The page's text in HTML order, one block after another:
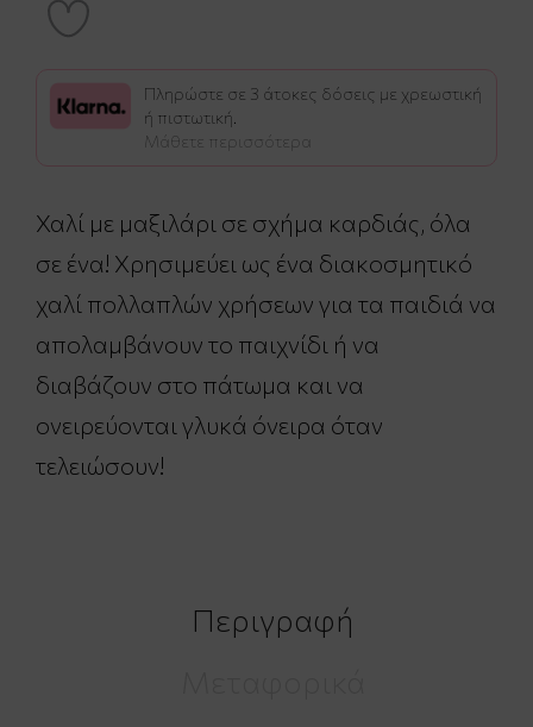
Πληρώστε σε 3 άτοκες δόσεις με χρεωστική
ή πιστωτική.
Μάθετε περισσότερα
Χαλί με μαξιλάρι σε σχήμα καρδιάς, όλα
σε ένα! Χρησιμεύει ως ένα διακοσμητικό
χαλί πολλαπλών χρήσεων για τα παιδιά να
απολαμβάνουν το παιχνίδι ή να
διαβάζουν στο πάτωμα και να
ονειρεύονται γλυκά όνειρα όταν
τελειώσουν!
Περιγραφή